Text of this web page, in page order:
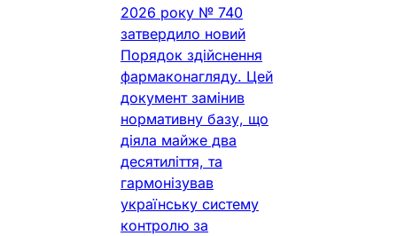
2026 року № 740
затвердило новий
Порядок здійснення
фармаконагляду. Цей
документ замінив
нормативну базу, що
діяла майже два
десятиліття, та
гармонізував
українську систему
контролю за